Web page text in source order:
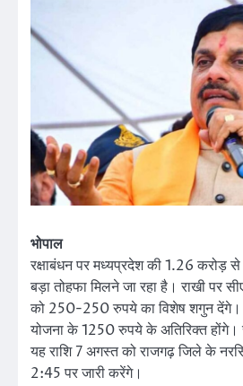
भोपाल
रक्षाबंधन पर मध्यप्रदेश की 1.26 करोड़
बड़ा तोहफा मिलने जा रहा है। राखी पर
को 250-250 रुपये का विशेष शगुन देंगे।
योजना के 1250 रुपये के अतिरिक्त होंगे।
यह राशि 7 अगस्त को राजगढ़ जिले के
2:45 पर जारी करेंगे।